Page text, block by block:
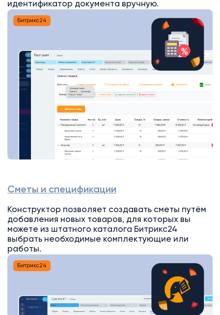
идентификатор документа вручную.
Битрикс24
Сметы и спецификации
Конструктор позволяет создавать сметы путём
добавления новых товаров, для которых вы
можете из штатного каталога Битрикс24
выбрать необходимые комплектующие или
работы.
Битрикс24